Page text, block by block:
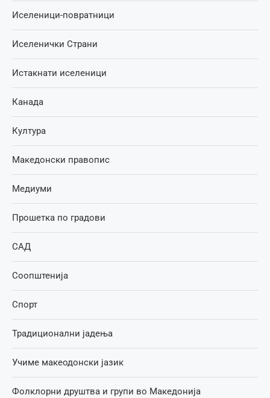
Иселеници-повратници
Иселенички Страни
Истакнати иселеници
Канада
Култура
Македонски правопис
Медиуми
Прошетка по градови
САД
Соопштенија
Спорт
Традиционални јадења
Учиме макеодонски јазик
Фолклорни друштва и групи во Македонија